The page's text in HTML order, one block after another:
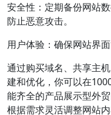
安全性：定期备份网站
防止恶意攻击。
用户体验：确保网站界
通过购买域名、共享主
建和优化，你可以在
能齐全的产品展示型外
根据需求灵活调整网站内